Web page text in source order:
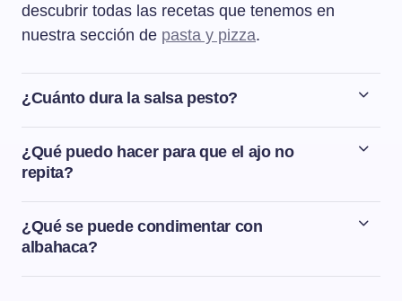
descubrir todas las recetas que tenemos en
nuestra sección de pasta y pizza.
¿Cuánto dura la salsa pesto?
La salsa pesto dura bien guardada en la nevera dentro
de un táper o un recipiente bien cerrado unos 2-3 días.
¿Qué puedo hacer para que el ajo no
repita?
Para que el ajo no repita es fundamental sacarle el
germen que tiene en el interior.
¿Qué se puede condimentar con
albahaca?
Hay un montón de recetas en las que se puede utilizar